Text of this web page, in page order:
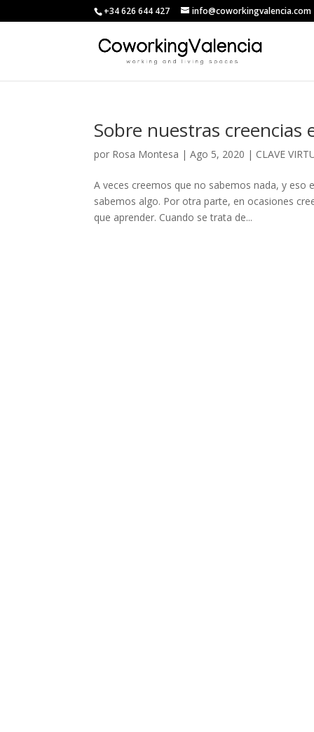
+34 626 644 427 info@coworkingvalencia.com
Sobre nuestras creencias
por Rosa Montesa |Ago 5, 2020 | CLAVE
A veces creemos que no sabemos nada, y eso
sabemos algo. Por otra parte, en ocasiones
que aprender. Cuando se trata de...